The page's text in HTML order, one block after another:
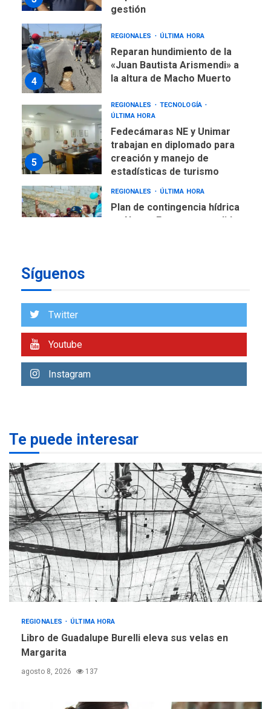
gestión
4
REGIONALES ÚLTIMA HORA
Reparan hundimiento de la
«Juan Bautista Arismendi» a
la altura de Macho Muerto
5
REGIONALES
TECNOLOGÍA
ÚLTIMA HORA
Fedecámaras NE y Unimar
trabajan en diplomado para
creación y manejo de
estadísticas de turismo
REGIONALES ÚLTIMA HORA
Plan de contingencia hídrica
en Nueva Esparta consolida
7
2
Margarita será sede de
para aprender a atender
adultos mayores
3
REGIONALES ÚLTIMA HORA
Mariño fortalece capacidad
operativa con flota
vehicular de 60 unidades
adquiridas en un año de
gestión
4
REGIONALES ÚLTIMA HORA
«Juan Bautista Arismendi» a
la altura de Macho Muerto
trabajan en diplomado para
Síguenos
Twitter
Youtube
Instagram
Te puede interesar
REGIONALES ÚLTIMA HORA
Libro de Guadalupe Burelli eleva sus velas en
Margarita
agosto 8, 2026 137